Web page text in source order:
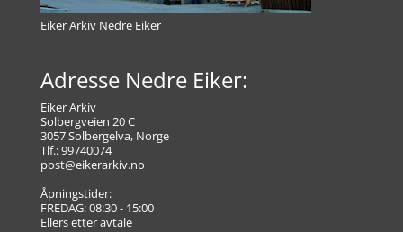
Eiker Arkiv Nedre Eiker
Adresse Nedre Eiker:
Eiker Arkiv
Solbergveien 20 C
3057 Solbergelva, Norge
Tlf.: 99740074
post@eikerarkiv.no
Åpningstider:
FREDAG: 08:30 - 15:00
Ellers etter avtale